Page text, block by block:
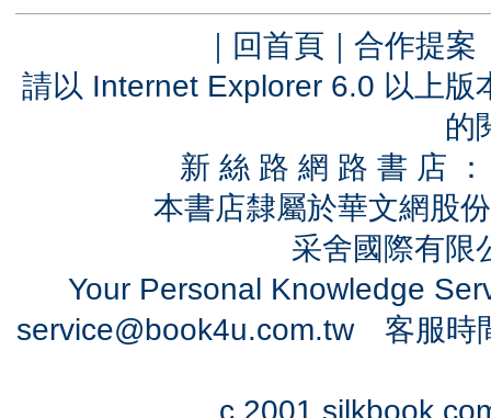
｜ 回首頁 ｜ 合作提案
請以 Internet Explorer 6.0 以上
的
新 絲 路 網 路 書 店
本書店隸屬於華文網股
采舍國際有
Your Personal Knowledge
service@book4u.com.tw客服時
c 2001